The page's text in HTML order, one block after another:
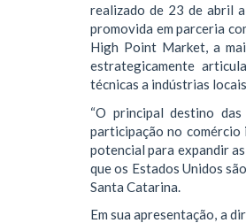
realizado de 23 de abril
promovida em parceria
High Point Market, a
estrategicamente
técnicas a indústrias
“O principal destino
participação no comércio
potencial para expandir
que os Estados Unidos
Santa Catarina.
Em sua apresentação, a